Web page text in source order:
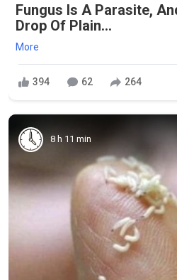
Fungus Is A Parasite,
Drop Of Plain...
More
394 62 264
8 h 11 min